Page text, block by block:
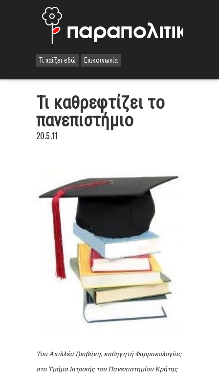
Τι παίζει εδώ Επικοινωνία
Τι καθρεφτίζει το
πανεπιστήµιο
20.5.11
Του Αχιλλέα Γραβάνη, καθηγητή Φαρµακολογίας
στο Τµήµα Ιατρικής του Πανεπιστηµίου Κρήτης